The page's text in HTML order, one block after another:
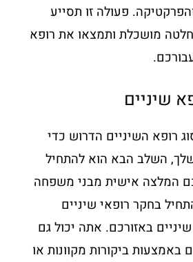
פעולה זו תסייע
מושכלת ותמצאו את רופא
שיניים
רופא השיניים הדרוש כדי
השלב הבא הוא להתחיל
המלצה אישית מבני משפחה
בחקר רופאי שיניים
באזורכם. אתה יכול גם
באמצעות ביקורות מקוונות או